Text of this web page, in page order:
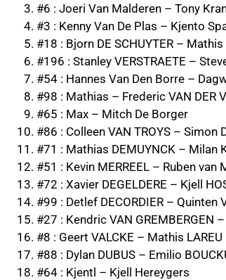
#6 : Joeri Van Malderen – Tony
#3 : Kenny Van De Plas – Kjento
#18 : Bjorn DE SCHUYTER – Mathis
#196 : Stanley VERSTRAETE –
#54 : Hannes Van Den Borre –
#98 : Mathias – Frederic VAN DER
#65 : Max – Mitch De Borger
#86 : Colleen VAN TROYS – Simon
#71 : Mathias DEMUYNCK – Milan
#51 : Kevin MERREEL – Ruben van
#72 : Xavier DEGELDERE – Kjell
#99 : Detlef DECORDIER – Quinten
#27 : Kendric VAN GREMBERGEN
#8 : Geert VALCKE – Mathis LAREU
#88 : Dylan DUBUS – Emilio
#64 : Kjentl – Kjell Hereygers